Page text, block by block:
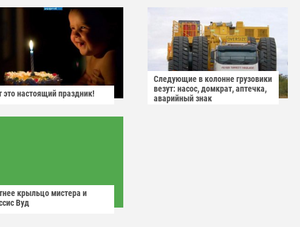
это настоящий праздник!
Следующие в колонне грузовики
везут: насос, домкрат, аптечка,
аварийный знак
крыльцо мистера и
Вуд